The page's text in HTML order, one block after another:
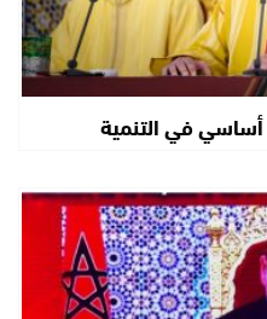
أساسي في التنمية